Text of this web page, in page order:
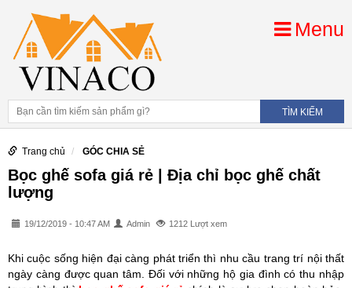
Menu
Trang chủ GÓC CHIA SẺ
Bọc ghế sofa giá rẻ | Địa chỉ bọc ghế chất
lượng
19/12/2019 - 10:47 AM Admin 1212 Lượt xem
Khi cuộc sống hiện đại càng phát triển thì nhu cầu trang trí nội thất
ngày càng được quan tâm. Đối với những hộ gia đình có thu nhập